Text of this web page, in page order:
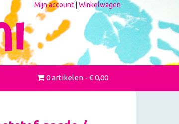
Mijn account Winkelwagen
0 artikelen € 0,00